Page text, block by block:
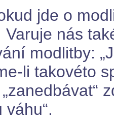
jde o
Varuje nás
modlitby:
li takovéto
váhu“.